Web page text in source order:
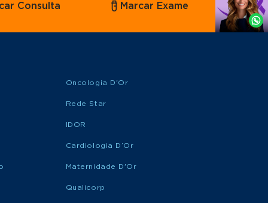
Whatsapp
Consulta Marcar Exame
Oncologia D'Or
Rede Star
IDOR
Cardiologia D’Or
Maternidade D'Or
Qualicorp